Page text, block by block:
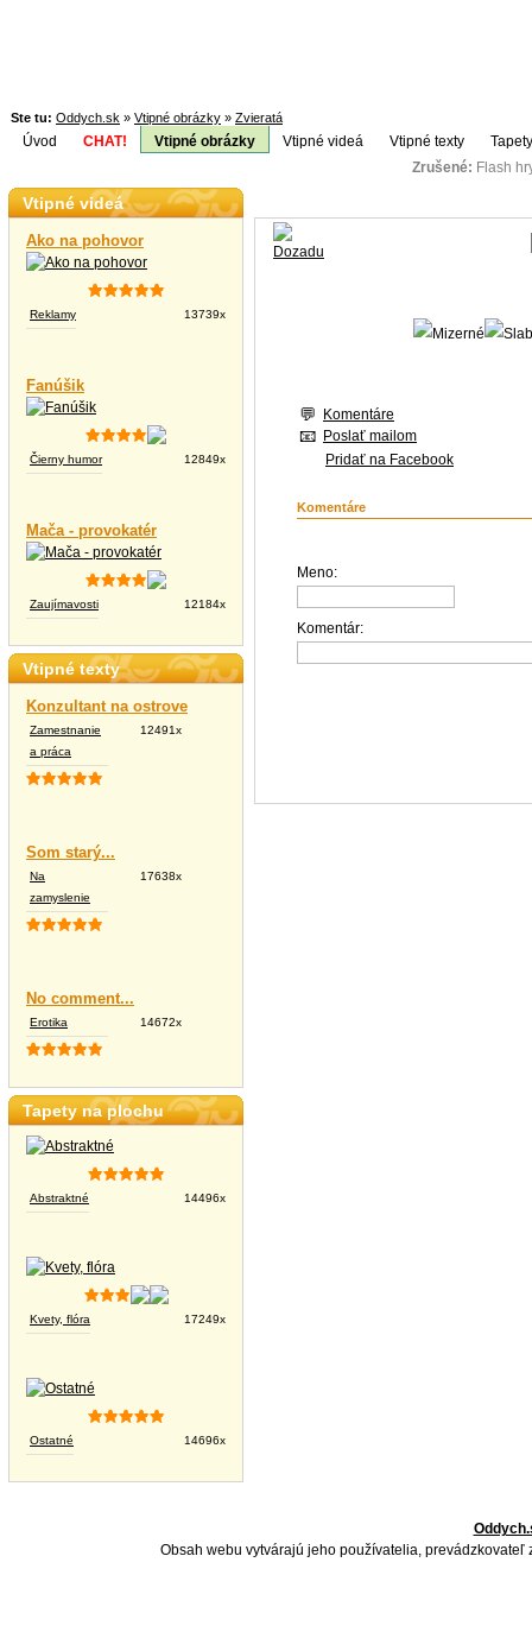
Ste tu: Oddych.sk » Vtipné obrázky » Zvieratá
Úvod CHAT! Vtipné obrázky Vtipné videá Vtipné texty
Zrušené: Flash
Vtipné videá
Ako na pohovor
Reklamy 13739x
Fanúšik
Čierny humor 12849x
Mača - provokatér
Zaujímavosti 12184x
Vtipné texty
Konzultant na ostrove
Zamestnanie
a práca
12491x
Som starý...
Na
zamyslenie
17638x
No comment...
Erotika 14672x
Tapety na plochu
Abstraktné 14496x
Kvety, flóra 17249x
Ostatné 14696x
Komentáre
Poslať mailom
Pridať na Facebook
Komentáre
Meno:
Komentár:
Obsah webu vytvárajú jeho používatelia,